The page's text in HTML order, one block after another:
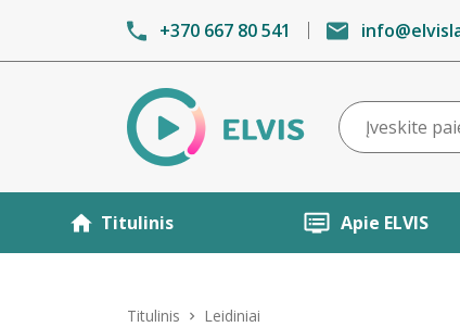
+370 667 80 541
Titulinis Apie ELVIS
Titulinis Leidiniai